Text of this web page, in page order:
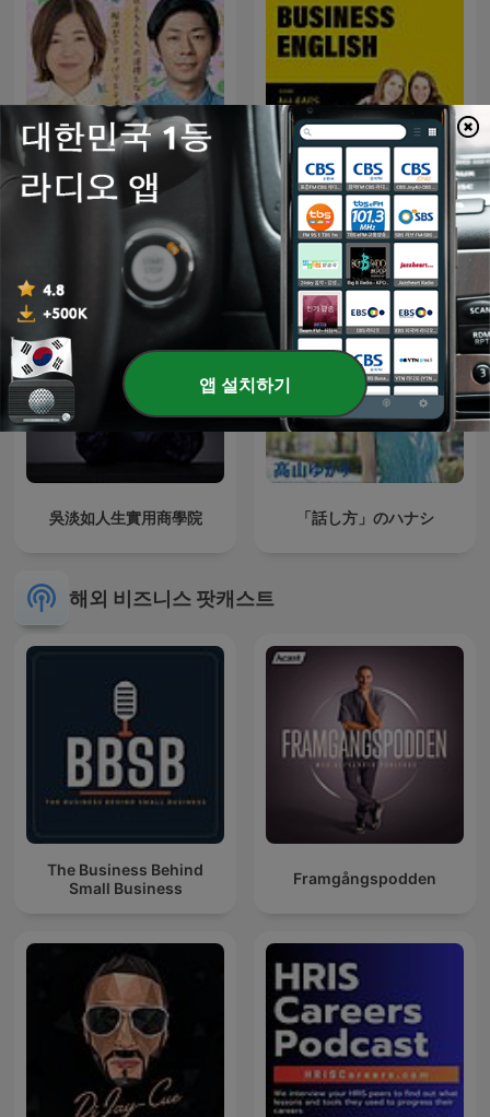
真誠presents 大久保佳代
子・森本晋太郎のどうぞご
自由に
Business English from All
Ears English
吳淡如人生實用商學院 「話し方」のハナシ
해외 비즈니스 팟캐스트
The Business Behind
Small Business
Framgångspodden
앱 설치하기